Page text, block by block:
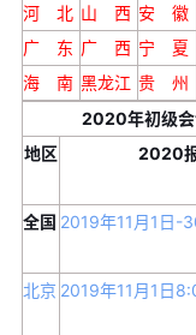
河 北 山 西 安 徽
广 东 广 西 宁 夏
海 南 黑龙江 贵 州
2020年初级会
地区
2020
全国 2019年11月1日-
北京 2019年11月1日